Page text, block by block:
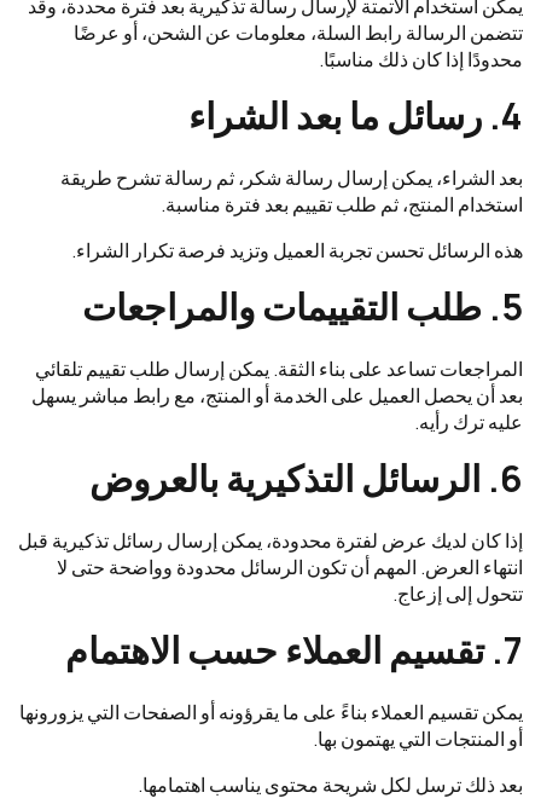
يمكن استخدام الأتمتة لإرسال رسالة تذكيرية بعد فترة محددة، وقد
تتضمن الرسالة رابط السلة، معلومات عن الشحن، أو عرضًا
محدودًا إذا كان ذلك مناسبًا.
4. رسائل ما بعد الشراء
بعد الشراء، يمكن إرسال رسالة شكر، ثم رسالة تشرح طريقة
استخدام المنتج، ثم طلب تقييم بعد فترة مناسبة.
هذه الرسائل تحسن تجربة العميل وتزيد فرصة تكرار الشراء.
5. طلب التقييمات والمراجعات
المراجعات تساعد على بناء الثقة. يمكن إرسال طلب تقييم تلقائي
بعد أن يحصل العميل على الخدمة أو المنتج، مع رابط مباشر يسهل
عليه ترك رأيه.
6. الرسائل التذكيرية بالعروض
إذا كان لديك عرض لفترة محدودة، يمكن إرسال رسائل تذكيرية قبل
انتهاء العرض. المهم أن تكون الرسائل محدودة وواضحة حتى لا
تتحول إلى إزعاج.
7. تقسيم العملاء حسب الاهتمام
يمكن تقسيم العملاء بناءً على ما يقرؤونه أو الصفحات التي يزورونها
أو المنتجات التي يهتمون بها.
بعد ذلك ترسل لكل شريحة محتوى يناسب اهتمامها.